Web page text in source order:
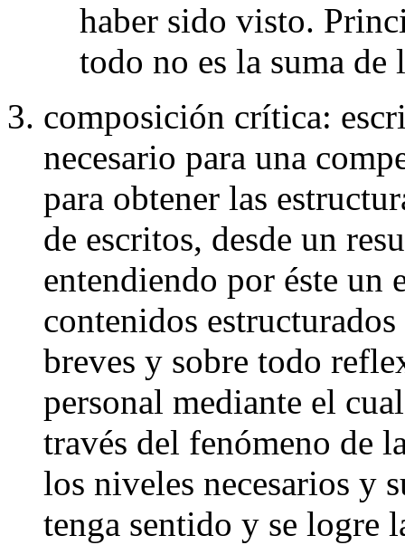
haber sido visto.
todo no es la suma de
composición crítica:
necesario para una
para obtener las
de escritos, desde un
entendiendo por éste un
contenidos
breves y sobre todo
personal mediante el
través del fenómeno de
los niveles necesarios y
tenga sentido y se logre